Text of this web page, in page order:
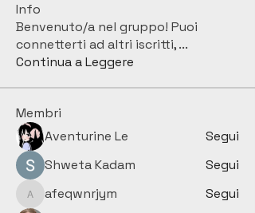
Info
Benvenuto/a nel gruppo! Puoi
connetterti ad altri iscritti,...
Continua a Leggere
Membri
Aventurine Le
Segui
Shweta Kadam
Segui
afeqwnrjym
afeqwnrjym
Segui